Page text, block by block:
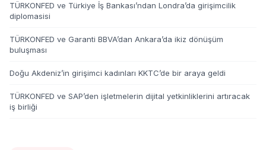
TÜRKONFED ve Türkiye İş Bankası’ndan Londra’da girişimcilik
diplomasisi
TÜRKONFED ve Garanti BBVA’dan Ankara’da ikiz dönüşüm
buluşması
Doğu Akdeniz’in girişimci kadınları KKTC’de bir araya geldi
TÜRKONFED ve SAP’den işletmelerin dijital yetkinliklerini artıracak
iş birliği